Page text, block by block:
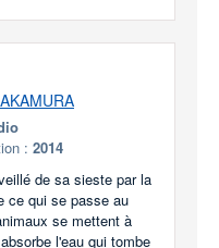
: 2014
de sa sieste par la
ce qui se passe au
se mettent à
l'eau qui tombe